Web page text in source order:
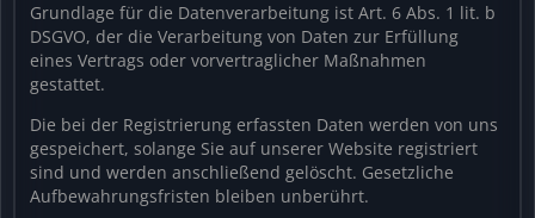
Grundlage für die Datenverarbeitung ist Art. 6 Abs. 1 lit. b
DSGVO, der die Verarbeitung von Daten zur Erfüllung
eines Vertrags oder vorvertraglicher Maßnahmen
gestattet.
Die bei der Registrierung erfassten Daten werden von uns
gespeichert, solange Sie auf unserer Website registriert
sind und werden anschließend gelöscht. Gesetzliche
Aufbewahrungsfristen bleiben unberührt.